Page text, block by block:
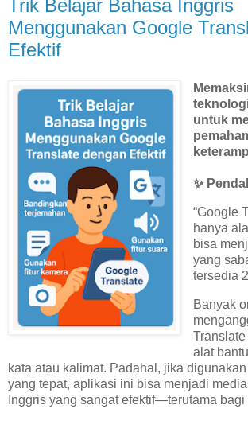
Trik Belajar Bahasa Inggris
Menggunakan Google
Efektif
untuk
✨
“Google
hanya
bisa
yang
tersedia
Banyak
alat
kata atau kalimat. Padahal, jika
yang tepat, aplikasi ini bisa menjadi
Inggris yang sangat efektif—terutama bagi